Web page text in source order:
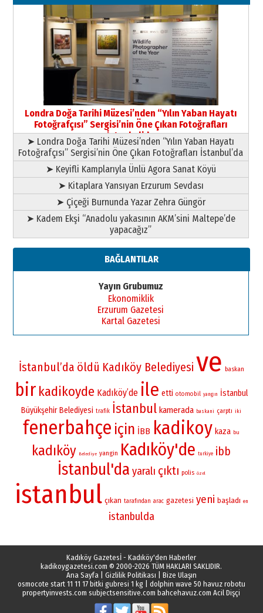
03 Ağustos 2026 Pazartesi
Yıldırım Gündoğdu
HAVVA’NIN ÜÇ KIZI
09 Temmuz 2026 Perşembe
Yusuf POLAT
Şampiyonluk Sebahattin Şirin’e
yazar
11 Mayıs 2026 Pazartesi
Londra Doğa Tarihi Müzesi’nden “Yılın Yaban Hayatı
Fotoğrafçısı” Sergisi’nin Öne Çıkan Fotoğrafları
İstanbul’da
➤ Londra Doğa Tarihi Müzesi’nden “Yılın Yaban Hayatı
Fotoğrafçısı” Sergisi’nin Öne Çıkan Fotoğrafları İstanbul’da
➤ Keyifli Kamplarıyla Ünlü Agora Sanat Köyü
➤ Kitaplara Yansıyan Erzurum Sevdası
➤ Çiçeği Burnunda Yazar Zehra Güngör
➤ Kadem Ekşi “Anadolu yakasının AKM’sini Maltepe’de
yapacağız”
BAĞLANTILAR
Yayın Grubumuz
Ekonomiklik
Erzurum Gazetesi
Kartal Gazetesi
İstanbul’da öldü Kadıköy Belediyesi ve baskan
bir kadikoyde Kadıköy’de ile etti otomobil yangın İstanbul
Büyükşehir Belediyesi trafik İstanbul kamerada baskani çarptı iki
fenerbahçe için İBB kadikoy kaza bu
kadıköy Belediye yangin Kadıköy'de turkiye ibb
İstanbul'da yaralı çıktı polis özel
istanbul çıkan tarafından arac gazetesi yeni başladı en
istanbulda
Kadıköy Gazetesİ - Kadıköy'den Haberler
kadikoygazetesi.com © 2000-2026 TÜM HAKLARI SAKLIDIR.
Ana Sayfa| Gizlilik Politikası
Bize Ulaşın
osmocote start 11 11 17 bitki gubresi 1 kg| dolphin wave 50 havuz robotu
propertyinvests.com subjectsensitive.com bahcehavuz.com Acil Dişçi